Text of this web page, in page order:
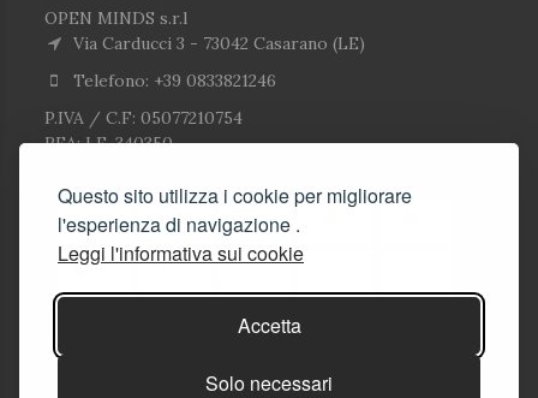
Questo sito utilizza i cookie per migliorare
l'esperienza di navigazione .
Leggi l'informativa sui cookie
Accetta
Solo necessari
OPEN MINDS s.r.l
Via Carducci 3 - 73042 Casarano (LE)
Telefono: +39 0833821246
P.IVA / C.F: 05077210754
REA: LE-340350